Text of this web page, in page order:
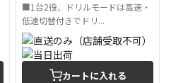
■1台2役、ドリルモードは高速・
低速切替付きでドリ...
カートに入れる